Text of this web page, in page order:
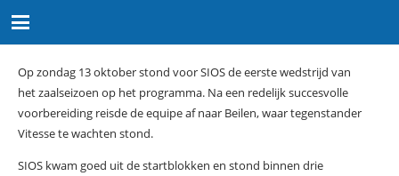
Op zondag 13 oktober stond voor SIOS de eerste wedstrijd van
het zaalseizoen op het programma. Na een redelijk succesvolle
voorbereiding reisde de equipe af naar Beilen, waar tegenstander
Vitesse te wachten stond.
SIOS kwam goed uit de startblokken en stond binnen drie